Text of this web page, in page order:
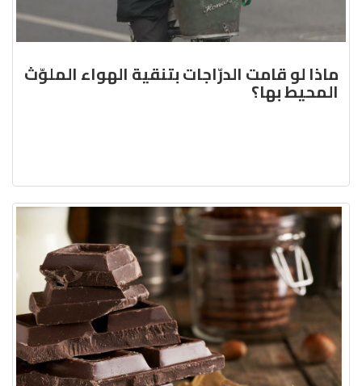
ماذا لو قامت الدرّاجات بتنقية الهواء الملوّث
المحيط بها؟